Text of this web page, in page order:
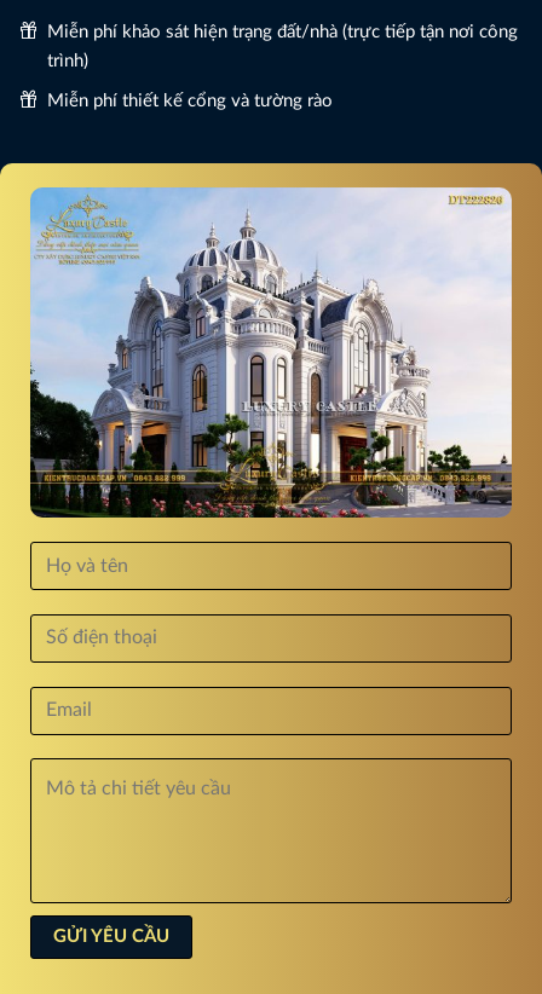
Miễn phí khảo sát hiện trạng đất/nhà (trực tiếp tận nơi công
trình)
Miễn phí thiết kế cổng và tường rào